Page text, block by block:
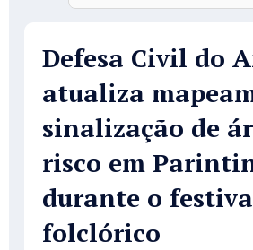
Defesa Civil do
atualiza
sinalização de
risco em
durante o
folclórico